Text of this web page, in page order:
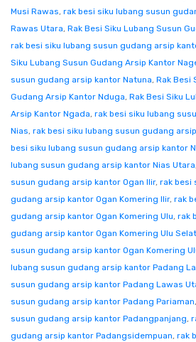
Musi Rawas, rak besi siku lubang susun
Rawas Utara, Rak Besi Siku Lubang Susun
rak besi siku lubang susun gudang arsip
Siku Lubang Susun Gudang Arsip Kantor
susun gudang arsip kantor Natuna, Rak Besi
Gudang Arsip Kantor Nduga, Rak Besi Siku
Arsip Kantor Ngada, rak besi siku lubang
Nias, rak besi siku lubang susun gudang
besi siku lubang susun gudang arsip kantor
lubang susun gudang arsip kantor Nias Utara
susun gudang arsip kantor Ogan Ilir, rak besi
gudang arsip kantor Ogan Komering Ilir, rak
gudang arsip kantor Ogan Komering Ulu, rak
gudang arsip kantor Ogan Komering Ulu
susun gudang arsip kantor Ogan Komering
lubang susun gudang arsip kantor Padang
susun gudang arsip kantor Padang Lawas
susun gudang arsip kantor Padang Pariaman,
susun gudang arsip kantor Padangpanjang,
gudang arsip kantor Padangsidempuan, rak